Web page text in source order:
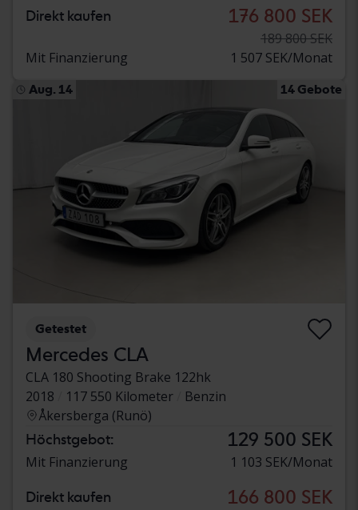
Direkt kaufen 176 800 SEK
189 800 SEK
Mit Finanzierung
1 507 SEK/Monat
Aug. 14 14 Gebote
Getestet
Mercedes CLA
CLA 180 Shooting Brake 122hk
2018
117 550 Kilometer
Benzin
Åkersberga (Runö)
Höchstgebot: 129 500 SEK
Mit Finanzierung 1 103 SEK/Monat
Direkt kaufen 166 800 SEK